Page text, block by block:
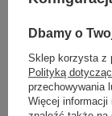
Dbamy o
Sklep korzysta z
Polityką
przechowywania
Więcej informacji